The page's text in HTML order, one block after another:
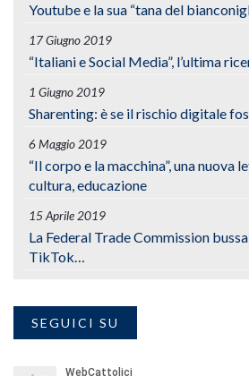
Youtube e la sua “tana del
17 Giugno 2019
“Italiani e Social Media”, l’ultima
1 Giugno 2019
Sharenting: è se il rischio digitale
6 Maggio 2019
“Il corpo e la macchina”, una nuova
cultura, educazione
15 Aprile 2019
La Federal Trade Commission
TikTok…
SEGUICI SU